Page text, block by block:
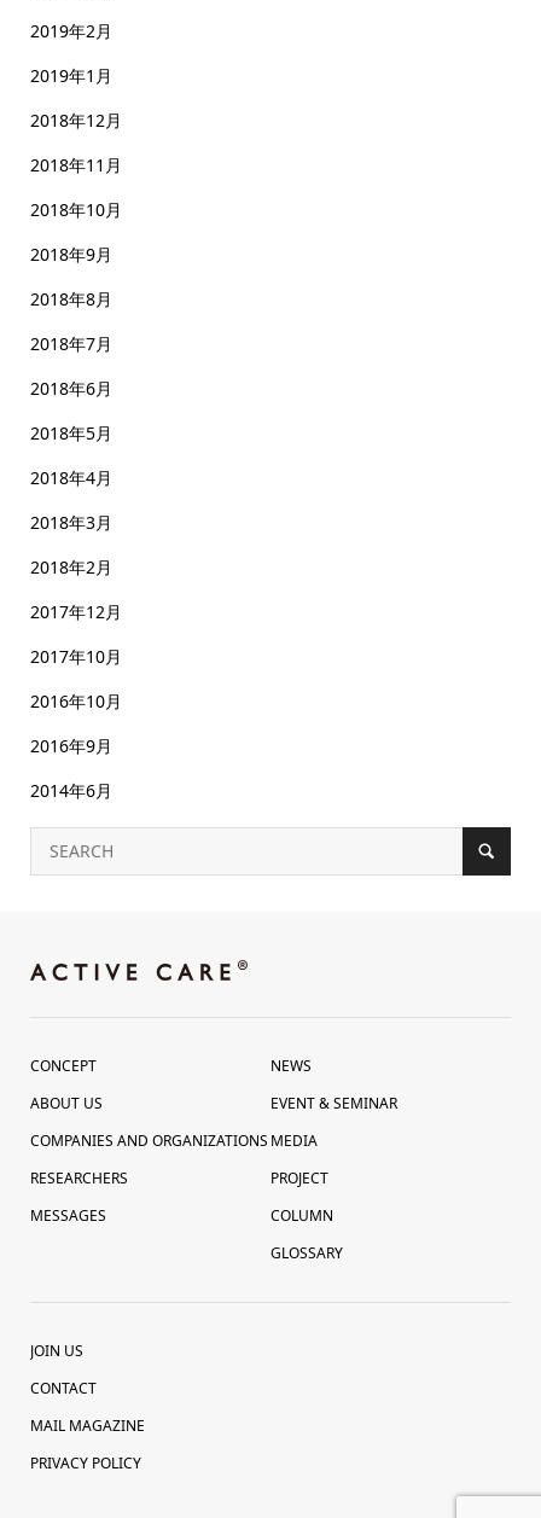
2019年2月
2019年1月
2018年12月
2018年11月
2018年10月
2018年9月
2018年8月
2018年7月
2018年6月
2018年5月
2018年4月
2018年3月
2018年2月
2017年12月
2017年10月
2016年10月
2016年9月
2014年6月
CONCEPT
ABOUT US
COMPANIES AND ORGANIZATIONS
RESEARCHERS
MESSAGES
NEWS
EVENT & SEMINAR
MEDIA
PROJECT
COLUMN
GLOSSARY
JOIN US
CONTACT
MAIL MAGAZINE
PRIVACY POLICY